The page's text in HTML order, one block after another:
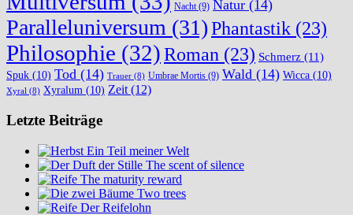
Nacht(9) Natur (14)
Paralleluniversum (31)Phantastik (23)
Philosophie (32)Roman (23) Schmerz (11)
Spuk (10) Tod (14) Trauer (8) Umbrae Mortis (9) Wald (14) Wicca (10)
Xyral (8) Xyralum (10) Zeit (12)
Letzte Beiträge
Ein Teil meiner Welt
The scent of silence
The maturity reward
Two trees
Der Reifelohn